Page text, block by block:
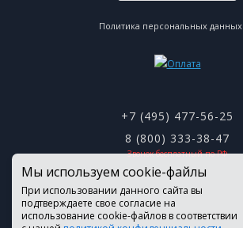
Политика персональных данных
+7 (495) 477-56-25
8 (800) 333-38-47
Звонок бесплатный по РФ
Мы используем cookie-файлы
При использовании данного сайта вы
подтверждаете свое согласие на
использование cookie-файлов в соответствии